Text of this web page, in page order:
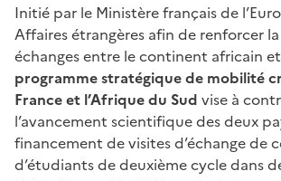
Initié par le Ministère français de
Affaires étrangères afin de renforcer
échanges entre le continent africain
programme stratégique de mobilité
France et l’Afrique du Sud vise à
l’avancement scientifique des deux
financement de visites d’échange de
d’étudiants de deuxième cycle dans